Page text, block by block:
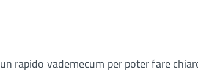
rapido vademecum per poter fare